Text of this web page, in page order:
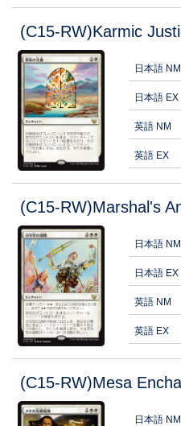
(C15-RW)Karmic
日本語 NM
日本語 EX
英語 NM
英語 EX
(C15-RW)Marshal's
日本語 NM
日本語 EX
英語 NM
英語 EX
(C15-RW)Mesa
日本語 NM